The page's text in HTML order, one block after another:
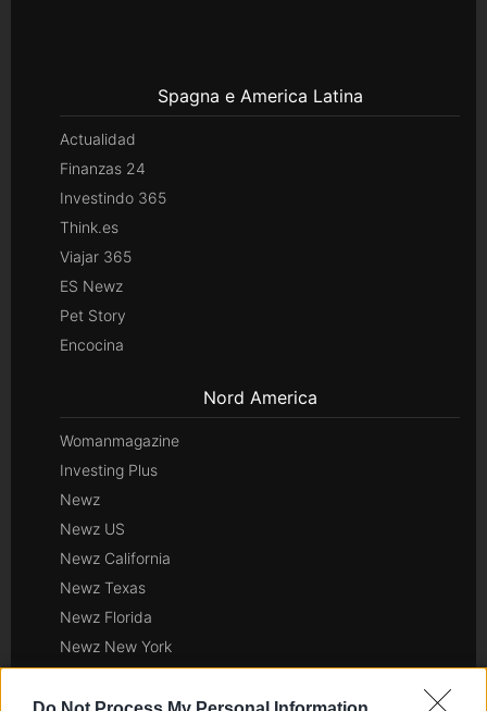
Spagna e America Latina
Actualidad
Finanzas 24
Investindo 365
Think.es
Viajar 365
ES Newz
Pet Story
Encocina
Nord America
Womanmagazine
Investing Plus
Newz
Newz US
Newz California
Newz Texas
Newz Florida
Newz New York
Newz Illinois